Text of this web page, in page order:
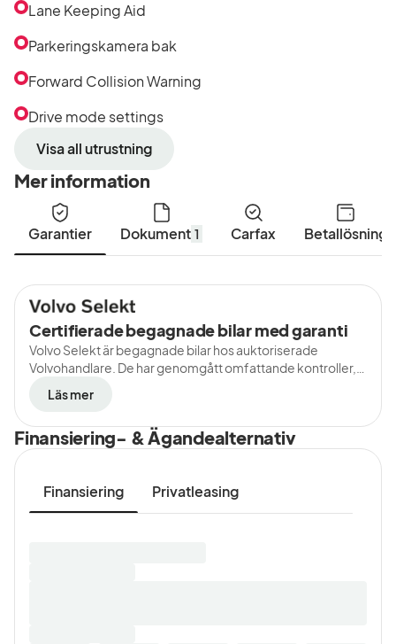
Lane Keeping Aid
Parkeringskamera bak
Forward Collision Warning
Drive mode settings
Visa all utrustning
Mer information
Garantier Dokument 1 Carfax Betallösning
Certifierade begagnade bilar med garanti
Volvo Selekt är begagnade bilar hos auktoriserade
Volvohandlare. De har genomgått omfattande kontroller,
Läs mer
Finansiering- & Ägandealternativ
Finansiering Privatleasing